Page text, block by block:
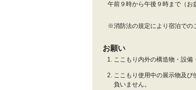
午前９時から午後９時まで（お
※消防法の規定により宿泊での
お願い
ここもり内外の構造物・設備
ここもり使用中の展示物及
負いません。